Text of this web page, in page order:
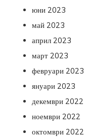
юни 2023
май 2023
април 2023
март 2023
февруари 2023
януари 2023
декември 2022
ноември 2022
октомври 2022